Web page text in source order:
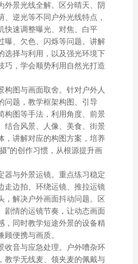
外景光线全解。区分晴天、阴
、逆光等不同户外光线特点，
快速调整曝光、对焦、白平
曝、欠色、闪烁等问题。讲解
选择与利用，以及强光环境下
巧，学会顺势利用自然光打造
构图与画面取舍。针对户外人
问题，教学框架构图、引导
构图等手法，利用角度、前景
结合风景、人像、美食、街景
，讲解对应的构图方案，培养
”的创作习惯，从根源提升画
器与外景运镜。重点练习稳定
走边拍、环绕运镜、推拉运镜
，解决户外画面抖动问题。区
剧情的运镜节奏，让动态画面
，同时教学短途外景的设备精
顾便携与画质。
收音与应急处理。户外嘈杂环
教学无线麦、领夹麦的佩戴与